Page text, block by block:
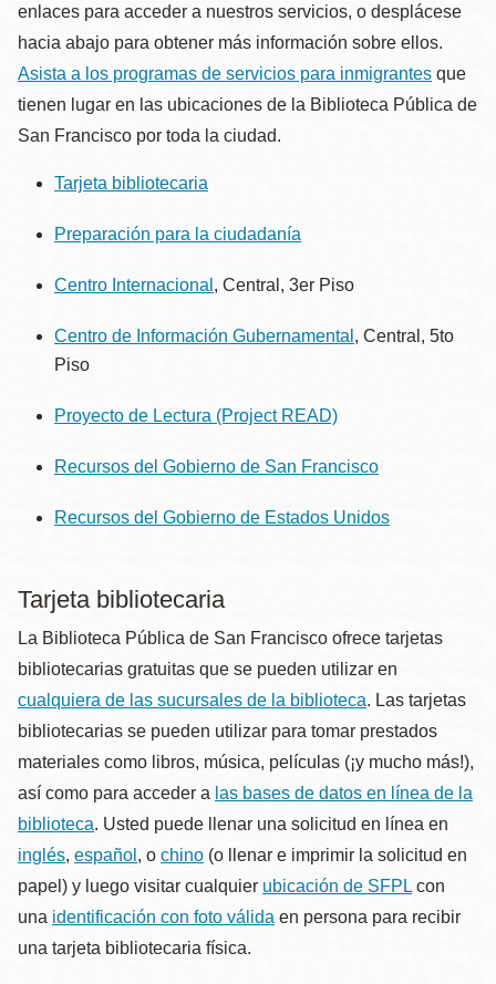
enlaces para acceder a nuestros servicios, o desplácese
hacia abajo para obtener más información sobre ellos.
Asista a los programas de servicios para inmigrantes que
tienen lugar en las ubicaciones de la Biblioteca Pública de
San Francisco por toda la ciudad.
Tarjeta bibliotecaria
Preparación para la ciudadanía
Centro Internacional , Central, 3er Piso
Centro de Información Gubernamental , Central, 5to
Piso
Proyecto de Lectura (Project READ)
Recursos del Gobierno de San Francisco
Recursos del Gobierno de Estados Unidos
Tarjeta bibliotecaria
La Biblioteca Pública de San Francisco ofrece tarjetas
bibliotecarias gratuitas que se pueden utilizar en
cualquiera de las sucursales de la biblioteca. Las tarjetas
bibliotecarias se pueden utilizar para tomar prestados
materiales como libros, música, películas (¡y mucho más!),
así como para acceder a las bases de datos en línea de la
biblioteca. Usted puede llenar una solicitud en línea en
inglés, español , o chino (o llenar e imprimir la solicitud en
papel) y luego visitar cualquier ubicación de SFPL con
una identificación con foto válida en persona para recibir
una tarjeta bibliotecaria física.